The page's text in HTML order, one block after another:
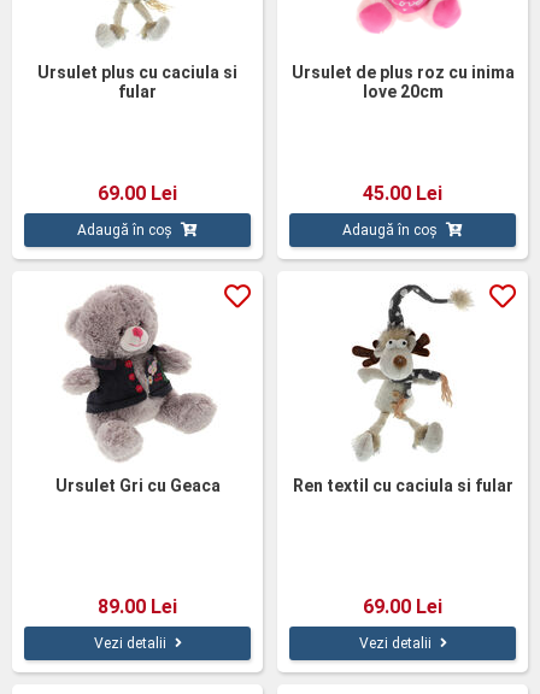
Ursulet plus cu caciula si
fular
69.00 Lei
Adaugă în coș
Ursulet de plus roz cu inima
love 20cm
45.00 Lei
Adaugă în coș
Ursulet Gri cu Geaca
89.00 Lei
Vezi detalii
Ren textil cu caciula si fular
69.00 Lei
Vezi detalii